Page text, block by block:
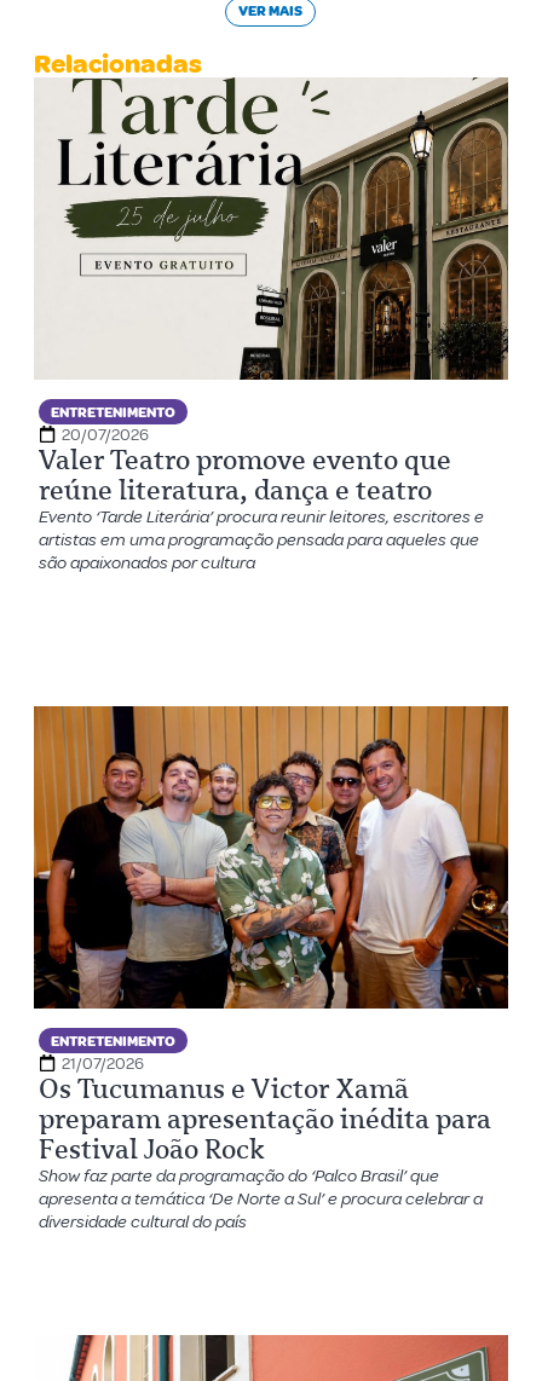
VER MAIS
Relacionadas
ENTRETENIMENTO
20/07/2026
Valer Teatro promove evento que
reúne literatura, dança e teatro
Evento ‘Tarde Literária’ procura reunir leitores, escritores e
artistas em uma programação pensada para aqueles que
são apaixonados por cultura
ENTRETENIMENTO
21/07/2026
Os Tucumanus e Victor Xamã
preparam apresentação inédita para
Festival João Rock
Show faz parte da programação do ‘Palco Brasil’ que
apresenta a temática ‘De Norte a Sul’ e procura celebrar a
diversidade cultural do país